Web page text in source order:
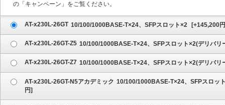
の「キャンペーン」をご覧ください。
AT-x230L-26GT 10/100/1000BASE-T×24、SFPスロット×2 [+145,200
AT-x230L-26GT-Z5 10/100/1000BASE-T×24、SFPスロット×2(デリバリ
AT-x230L-26GT-Z7 10/100/1000BASE-T×24、SFPスロット×2(デリバリ
AT-x230L-26GT-N5アカデミック 10/100/1000BASE-T×24、SFPスロッ
円]